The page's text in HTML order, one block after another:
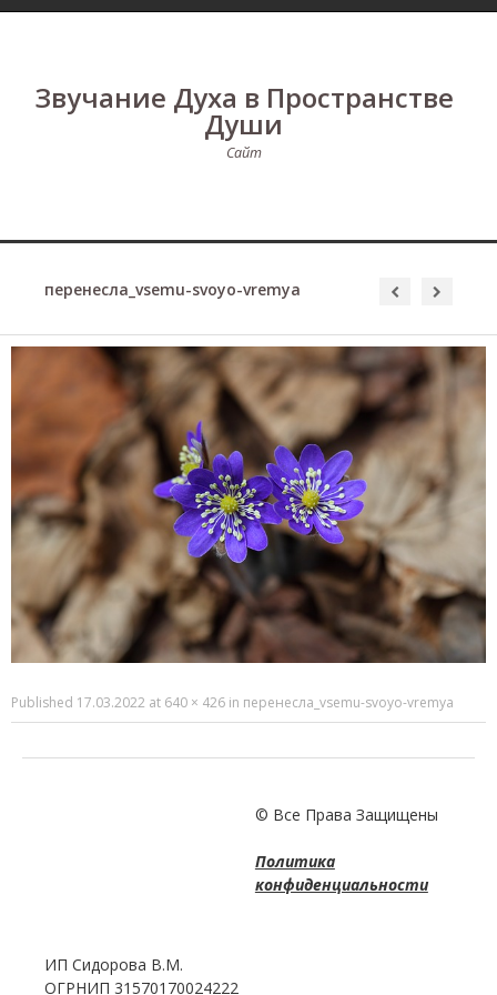
Звучание Духа в Пространстве
Души
Сайт
перенесла_vsemu-svoyo-vremya
Published 17.03.2022 at 640 × 426 in перенесла_vsemu-svoyo-vremya
© Все Права Защищены
Политика
конфиденциальности
ИП Сидорова В.М.
ОГРНИП 31570170024222